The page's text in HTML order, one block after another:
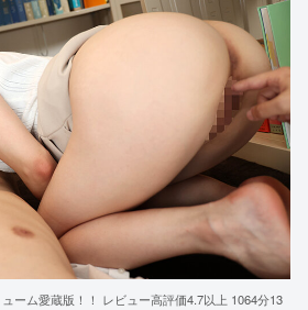
ューム愛蔵版！！ レビュー高評価4.7以上 1064分13